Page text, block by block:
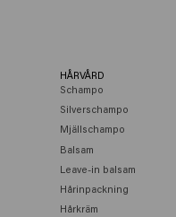
HÅRVÅRD
Schampo
Silverschampo
Mjällschampo
Balsam
Leave-in balsam
Hårinpackning
Hårkräm